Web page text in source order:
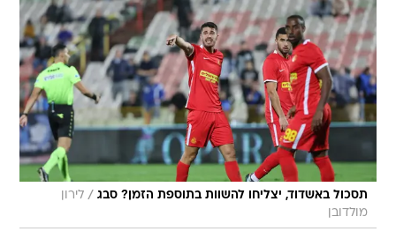
תסכול באשדוד, יצליחו להשוות בתוספת הזמן? סבג / לירון
מולדובן